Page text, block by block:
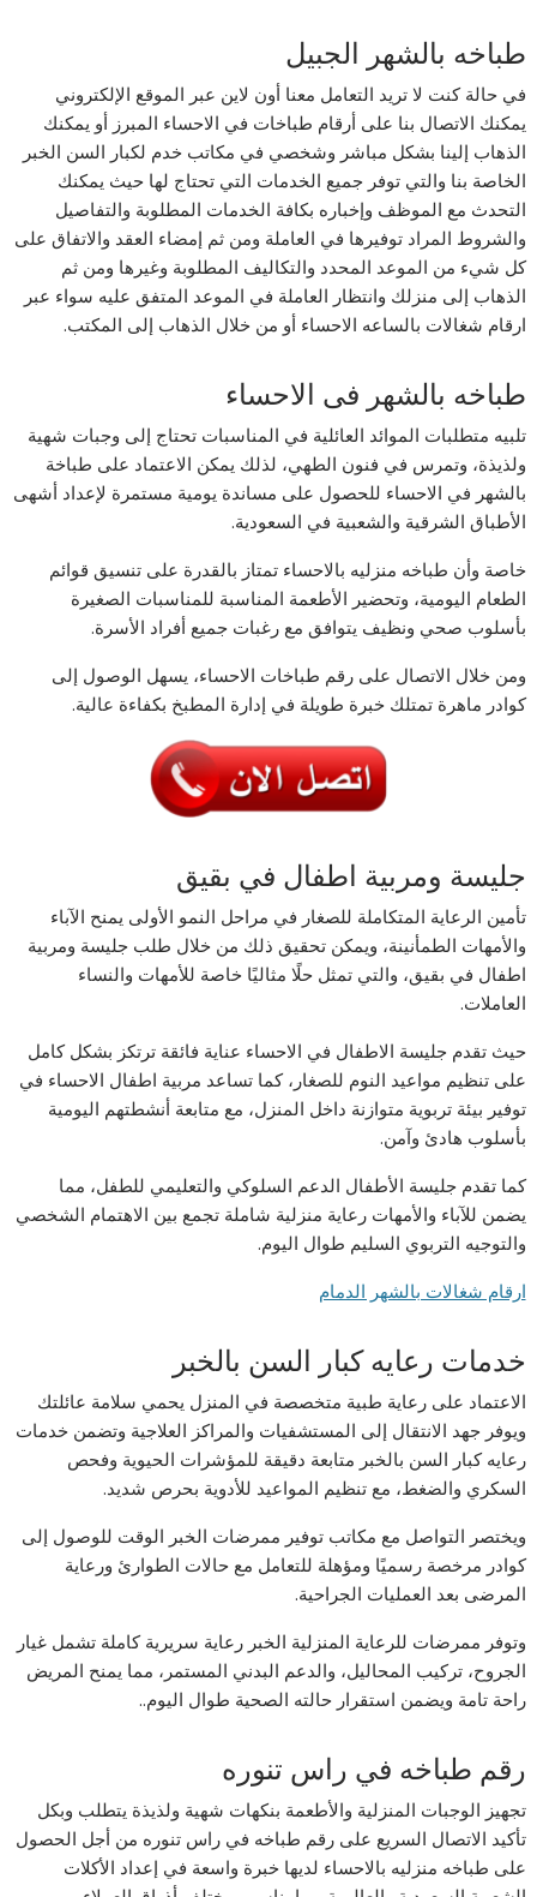
طباخه بالشهر الجبيل
في حالة كنت لا تريد التعامل معنا أون لاين عبر الموقع الإلكتروني
يمكنك الاتصال بنا على أرقام طباخات في الاحساء المبرز أو يمكنك
الذهاب إلينا بشكل مباشر وشخصي في مكاتب خدم لكبار السن الخبر
الخاصة بنا والتي توفر جميع الخدمات التي تحتاج لها حيث يمكنك
التحدث مع الموظف وإخباره بكافة الخدمات المطلوبة والتفاصيل
والشروط المراد توفيرها في العاملة ومن ثم إمضاء العقد والاتفاق على
كل شيء من الموعد المحدد والتكاليف المطلوبة وغيرها ومن ثم
الذهاب إلى منزلك وانتظار العاملة في الموعد المتفق عليه سواء عبر
ارقام شغالات بالساعه الاحساء أو من خلال الذهاب إلى المكتب.
طباخه بالشهر فى الاحساء
تلبيه متطلبات الموائد العائلية في المناسبات تحتاج إلى وجبات شهية
ولذيذة، وتمرس في فنون الطهي، لذلك يمكن الاعتماد على طباخة
بالشهر في الاحساء للحصول على مساندة يومية مستمرة لإعداد أشهى
الأطباق الشرقية والشعبية في السعودية.
خاصة وأن طباخه منزليه بالاحساء تمتاز بالقدرة على تنسيق قوائم
الطعام اليومية، وتحضير الأطعمة المناسبة للمناسبات الصغيرة
بأسلوب صحي ونظيف يتوافق مع رغبات جميع أفراد الأسرة.
ومن خلال الاتصال على رقم طباخات الاحساء، يسهل الوصول إلى
كوادر ماهرة تمتلك خبرة طويلة في إدارة المطبخ بكفاءة عالية.
جليسة ومربية اطفال في بقيق
تأمين الرعاية المتكاملة للصغار في مراحل النمو الأولى يمنح الآباء
والأمهات الطمأنينة، ويمكن تحقيق ذلك من خلال طلب جليسة ومربية
اطفال في بقيق، والتي تمثل حلًا مثاليًا خاصة للأمهات والنساء
العاملات.
حيث تقدم جليسة الاطفال في الاحساء عناية فائقة ترتكز بشكل كامل
على تنظيم مواعيد النوم للصغار، كما تساعد مربية اطفال الاحساء في
توفير بيئة تربوية متوازنة داخل المنزل، مع متابعة أنشطتهم اليومية
بأسلوب هادئ وآمن.
كما تقدم جليسة الأطفال الدعم السلوكي والتعليمي للطفل، مما
يضمن للآباء والأمهات رعاية منزلية شاملة تجمع بين الاهتمام الشخصي
والتوجيه التربوي السليم طوال اليوم.
ارقام شغالات بالشهر الدمام
خدمات رعايه كبار السن بالخبر
الاعتماد على رعاية طبية متخصصة في المنزل يحمي سلامة عائلتك
ويوفر جهد الانتقال إلى المستشفيات والمراكز العلاجية وتضمن خدمات
رعايه كبار السن بالخبر متابعة دقيقة للمؤشرات الحيوية وفحص
السكري والضغط، مع تنظيم المواعيد للأدوية بحرص شديد.
ويختصر التواصل مع مكاتب توفير ممرضات الخبر الوقت للوصول إلى
كوادر مرخصة رسميًا ومؤهلة للتعامل مع حالات الطوارئ ورعاية
المرضى بعد العمليات الجراحية.
وتوفر ممرضات للرعاية المنزلية الخبر رعاية سريرية كاملة تشمل غيار
الجروح، تركيب المحاليل، والدعم البدني المستمر، مما يمنح المريض
راحة تامة ويضمن استقرار حالته الصحية طوال اليوم..
رقم طباخه في راس تنوره
تجهيز الوجبات المنزلية والأطعمة بنكهات شهية ولذيذة يتطلب وبكل
تأكيد الاتصال السريع على رقم طباخه في راس تنوره من أجل الحصول
على طباخه منزليه بالاحساء لديها خبرة واسعة في إعداد الأكلات